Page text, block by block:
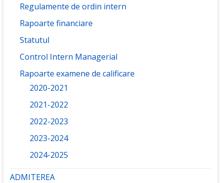
Regulamente de ordin intern
Rapoarte financiare
Statutul
Control Intern Managerial
Rapoarte examene de calificare
2020-2021
2021-2022
2022-2023
2023-2024
2024-2025
ADMITEREA